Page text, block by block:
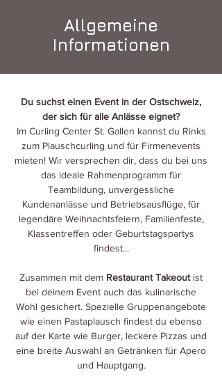
Allgemeine
Informationen
Du suchst einen Event in der Ostschweiz,
der sich für alle Anlässe eignet?
Im Curling Center St. Gallen kannst du Rinks
zum Plauschcurling und für Firmenevents
mieten! Wir versprechen dir, dass du bei uns
das ideale Rahmenprogramm für
Teambildung, unvergessliche
Kundenanlässe und Betriebsausflüge, für
legendäre Weihnachtsfeiern, Familienfeste,
Klassentreffen oder Geburtstagspartys
findest...
Zusammen mit dem Restaurant Takeoutist
bei deinem Event auch das kulinarische
Wohl gesichert. Spezielle Gruppenangebote
wie einen Pastaplausch findest du ebenso
auf der Karte wie Burger, leckere Pizzas und
eine breite Auswahl an Getränken für Apero
und Hauptgang.